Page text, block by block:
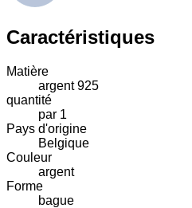
Caractéristiques
Matière
argent 925
quantité
par 1
Pays d'origine
Belgique
Couleur
argent
Forme
bague